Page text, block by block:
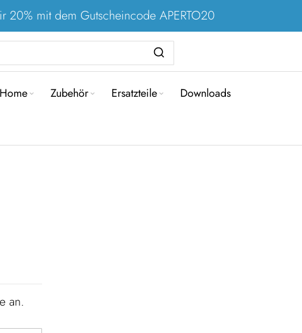
20% mit dem Gutscheincode APERTO20
Zubehör Ersatzteile
Downloads
an.